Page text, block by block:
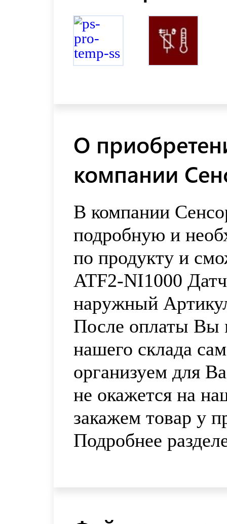
О
компании
В компании
подробную и
по продукту и
ATF2-NI1000
наружный
После оплаты Вы
нашего склада
организуем для
не окажется на
закажем товар у
Подробнее